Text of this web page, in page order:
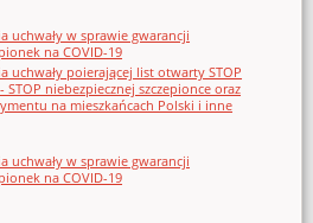
uchwały w sprawie gwarancji
na COVID-19
uchwały poierającej list otwarty STOP
STOP niebezpiecznej szczepionce oraz
na mieszkańcach Polski i inne
uchwały w sprawie gwarancji
na COVID-19